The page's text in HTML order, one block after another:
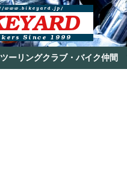
ツーリングクラブ・バイク仲間